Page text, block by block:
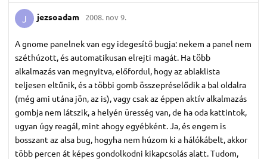
J jezsoadam 2008. nov 9.
A gnome panelnek van egy idegesítő bugja: nekem a panel nem
széthúzott, és automatikusan elrejti magát. Ha több
alkalmazás van megnyitva, előfordul, hogy az ablaklista
teljesen eltűnik, és a többi gomb összepréselődik a bal oldalra
(még ami utána jön, az is), vagy csak az éppen aktív alkalmazás
gombja nem látszik, a helyén üresség van, de ha oda kattintok,
ugyan úgy reagál, mint ahogy egyébként. Ja, és engem is
bosszant az alsa bug, hogyha nem húzom ki a hálókábelt, akkor
több percen át képes gondolkodni kikapcsolás alatt. Tudom,